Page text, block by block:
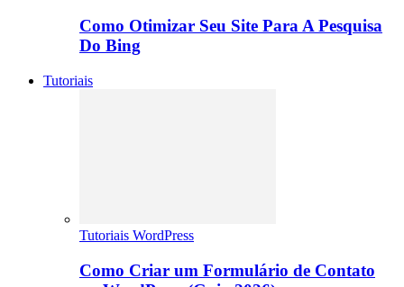
Como Otimizar Seu Site Para A Pesquisa
Do Bing
Tutoriais
Tutoriais WordPress
Como Criar um Formulário de Contato